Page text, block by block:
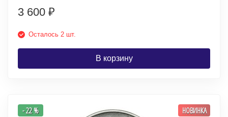
3 600 ₽
Осталось 2 шт.
В корзину
- 22 % НОВИНКА